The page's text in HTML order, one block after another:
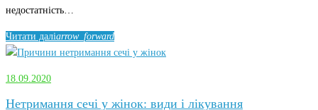
недостатність…
Читати даліarrow_forward
18.09.2020
Нетримання сечі у жінок: види і лікування